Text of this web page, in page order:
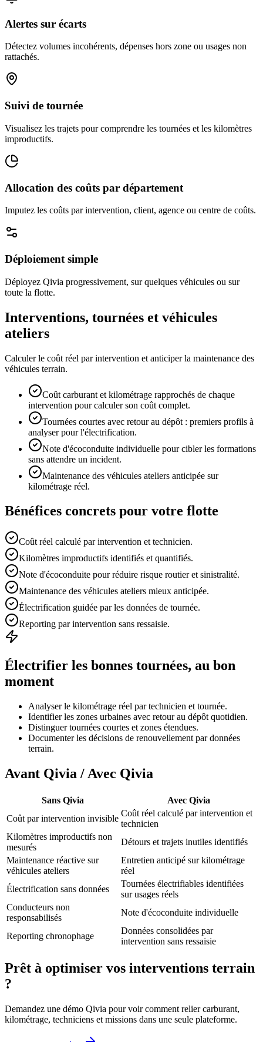
Alertes sur écarts
Détectez volumes incohérents, dépenses hors zone ou usages non
rattachés.
Suivi de tournée
Visualisez les trajets pour comprendre les tournées et les kilomètres
improductifs.
Allocation des coûts par département
Imputez les coûts par intervention, client, agence ou centre de coûts.
Déploiement simple
Déployez Qivia progressivement, sur quelques véhicules ou sur
toute la flotte.
Interventions, tournées et véhicules
ateliers
Calculer le coût réel par intervention et anticiper la maintenance des
véhicules terrain.
Coût carburant et kilométrage rapprochés de chaque
intervention pour calculer son coût complet.
Tournées courtes avec retour au dépôt : premiers profils à
analyser pour l'électrification.
Note d'écoconduite individuelle pour cibler les formations
sans attendre un incident.
Maintenance des véhicules ateliers anticipée sur
kilométrage réel.
Bénéfices concrets pour votre flotte
Coût réel calculé par intervention et technicien.
Kilomètres improductifs identifiés et quantifiés.
Note d'écoconduite pour réduire risque routier et sinistralité.
Maintenance des véhicules ateliers mieux anticipée.
Électrification guidée par les données de tournée.
Reporting par intervention sans ressaisie.
Électrifier les bonnes tournées, au bon
moment
Analyser le kilométrage réel par technicien et tournée.
Identifier les zones urbaines avec retour au dépôt quotidien.
Distinguer tournées courtes et zones étendues.
Documenter les décisions de renouvellement par données
terrain.
Avant Qivia / Avec Qivia
Sans Qivia
Avec Qivia
Coût par intervention invisible
Coût réel calculé par intervention et
technicien
Kilomètres improductifs non
mesurés
Détours et trajets inutiles identifiés
Maintenance réactive sur
véhicules ateliers
Entretien anticipé sur kilométrage
réel
Électrification sans données
Tournées électrifiables identifiées
sur usages réels
Conducteurs non
responsabilisés
Note d'écoconduite individuelle
Reporting chronophage
Données consolidées par
intervention sans ressaisie
Prêt à optimiser vos interventions terrain
?
Demandez une démo Qivia pour voir comment relier carburant,
kilométrage, techniciens et missions dans une seule plateforme.